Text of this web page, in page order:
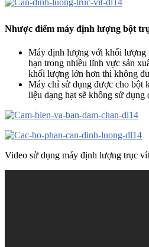
Nhược điểm máy định lượng bột
Máy định lượng với khối lượng
hạn trong nhiều lĩnh vực sản
khối lượng lớn hơn thì không
Máy chỉ sử dụng được cho bột
liệu dạng hạt sẽ không sử dụng
Video sử dụng máy định lượng trục